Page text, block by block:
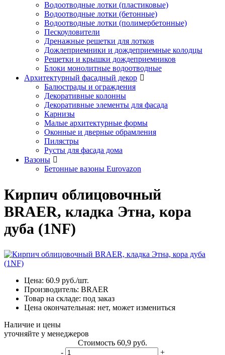
Водоотводные лотки (пластиковые)
Водоотводные лотки (бетонные)
Водоотводные лотки (полимербетонные)
Пескоуловители
Дренажные решетки для лотков
Дожлеприемники и дождеприемные колодцы
Решетки и крышки дождеприемников
Блоки монолитные водоотводные
Архитектурный фасадный декор
Балюстрады и ограждения
Декоративные колонны
Декоративные элементы для фасада
Карнизы
Малые архитектурные формы
Оконные и дверные обрамления
Пилястры
Русты для фасада дома
Вазоны
Бетонные вазоны Eurovazon
Кирпич облицовочный
BRAER, кладка Этна, кора
дуба (1NF)
Цена: 60.9 руб./шт.
Производитель: BRAER
Товар на складе: под заказ
Цена окончательная: нет, может измениться
Наличие и цены
уточняйте у менеджеров
Стоимость 60,9 руб.
-
+